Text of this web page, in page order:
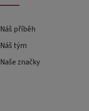
Náš příběh
Náš tým
Naše značky